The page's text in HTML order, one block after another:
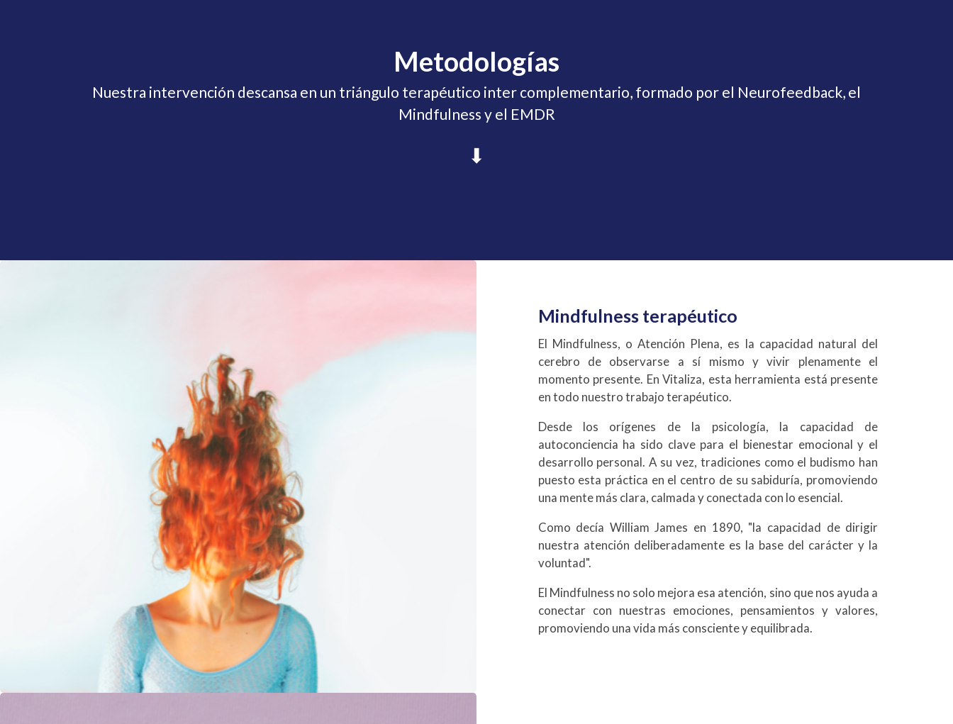
Metodologías
Nuestra intervención descansa en un triángulo terapéutico inter complementario, formado por el Neurofeedback, el
Mindfulness y el EMDR
⬇︎
Mindfulness terapéutico
El Mindfulness, o Atención Plena, es la capacidad natural del
cerebro de observarse a sí mismo y vivir plenamente el
momento presente. En Vitaliza, esta herramienta está presente
en todo nuestro trabajo terapéutico.
Desde los orígenes de la psicología, la capacidad de
autoconciencia ha sido clave para el bienestar emocional y el
desarrollo personal. A su vez, tradiciones como el budismo han
puesto esta práctica en el centro de su sabiduría, promoviendo
una mente más clara, calmada y conectada con lo esencial.
Como decía William James en 1890, "la capacidad de dirigir
nuestra atención deliberadamente es la base del carácter y la
voluntad".
El Mindfulness no solo mejora esa atención, sino que nos ayuda a
conectar con nuestras emociones, pensamientos y valores,
promoviendo una vida más consciente y equilibrada.